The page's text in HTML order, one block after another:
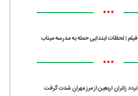
•••
فیلم | لحظات ابتدایی حمله به مدرسه میناب
•••
تردد زائران اربعین از مرز مهران شدت گرفت